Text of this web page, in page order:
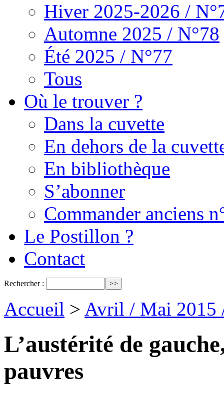
Hiver 2025-2026 /
Automne 2025 / N°78
Été 2025 / N°77
Tous
Où le trouver ?
Dans la cuvette
En dehors de la
En bibliothèque
S’abonner
Commander anciens
Le Postillon ?
Contact
Rechercher :
Accueil > Avril / Mai 2015
L’austérité de
pauvres